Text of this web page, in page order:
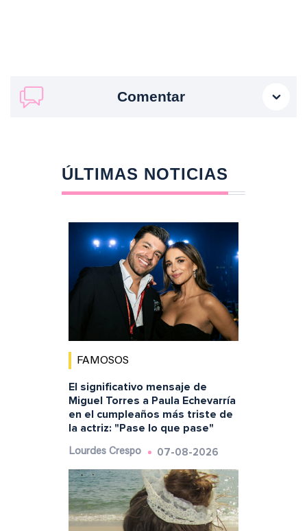
Comentar
ÚLTIMAS NOTICIAS
FAMOSOS
El significativo mensaje de
Miguel Torres a Paula Echevarría
en el cumpleaños más triste de
la actriz: "Pase lo que pase"
Lourdes Crespo 07-08-2026